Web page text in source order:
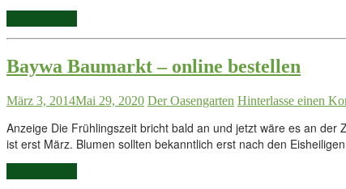
Baywa Baumarkt – online bestellen
März 3, 2014Mai 29, 2020 Der Oasengarten Hinterlasse einen
Anzeige Die Frühlingszeit bricht bald an und jetzt wäre es an
ist erst März. Blumen sollten bekanntlich erst nach den